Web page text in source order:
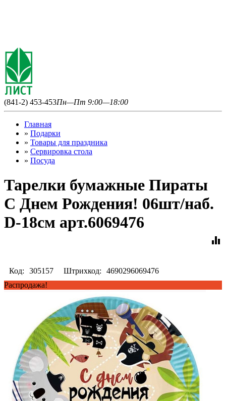
(841-2) 453-453Пн—Пт 9:00—18:00
Главная
» Подарки
» Товары для праздника
» Сервировка стола
» Посуда
Тарелки бумажные Пираты
С Днем Рождения! 06шт/наб.
D-18см арт.6069476
equalizer
Код: 305157 Штрихкод:
4690296069476
Распродажа!